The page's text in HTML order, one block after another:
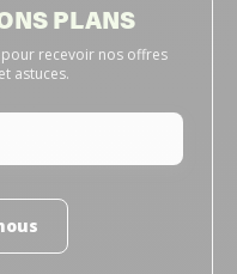
PLANS
recevoir nos offres
astuces.